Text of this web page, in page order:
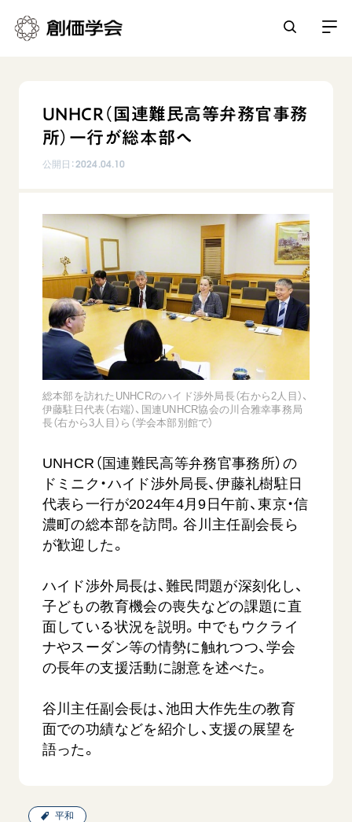
人間革命
日蓮大聖人の仏法（教学入門）
釈尊～法華経
日蓮大聖人
創価学会の三代会長
初代会長・牧口常三郎先生
第2代会長・戸田城聖先生
第3代会長・池田大作先生
日常の活動
座談会
仏法を学ぶ
仏法を語る
主な行事
年間の活動について
友人葬
彼岸
「平和の文化」を構築
核兵器の廃絶に向け連帯を拡大
「人権文化」「ジェンダー平等」を促進
「持続可能な開発目標（SDGs）」の取り組み
人道支援
音楽活動
教育本部の活動
世界の創価学会
各国ウェブサイト
世界の創価学会の歴史
基本情報
創価学会 会憲
創価学会 会則
創価学会 社会憲章
組織・機構
会長・理事長・各部長の紹介
沿革
略年表
入会について
関連団体
会員サポート
座談会御書ｅ講義
小説『新・人間革命』『人間革命』要旨
御書検索［新版］
関連リンク
創価学会総本部
聖教ブックストア
soka youth media
Soka Gakkai グローバルサイト
SGIピースサイト
ご利用にあたって
SOKA PICKS すべて見る
UNHCR（国連難民高等弁務官事務
所）一行が総本部へ
公開日：2024.04.10
総本部を訪れたUNHCRのハイド渉外局長（右から2人目）、
伊藤駐日代表（右端）、国連UNHCR協会の川合雅幸事務局
長（右から3人目）ら（学会本部別館で）
UNHCR（国連難民高等弁務官事務所）の
ドミニク・ハイド渉外局長、伊藤礼樹駐日
代表ら一行が2024年4月9日午前、東京・信
濃町の総本部を訪問。谷川主任副会長ら
が歓迎した。
ハイド渉外局長は、難民問題が深刻化し、
子どもの教育機会の喪失などの課題に直
面している状況を説明。中でもウクライ
ナやスーダン等の情勢に触れつつ、学会
の長年の支援活動に謝意を述べた。
谷川主任副会長は、池田大作先生の教育
面での功績などを紹介し、支援の展望を
語った。
平和